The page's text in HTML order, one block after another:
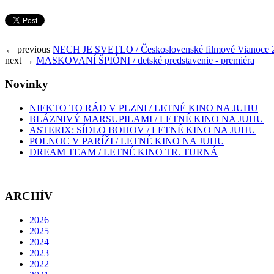
← previous NECH JE SVETLO / Československé filmové Vianoce
next → MASKOVANÍ ŠPIÓNI / detské predstavenie - premiéra
Novinky
NIEKTO TO RÁD V PLZNI / LETNÉ KINO NA JUHU
BLÁZNIVÝ MARSUPILAMI / LETNÉ KINO NA JUHU
ASTERIX: SÍDLO BOHOV / LETNÉ KINO NA JUHU
POLNOC V PARÍŽI / LETNÉ KINO NA JUHU
DREAM TEAM / LETNÉ KINO TR. TURNÁ
ARCHÍV
2026
2025
2024
2023
2022